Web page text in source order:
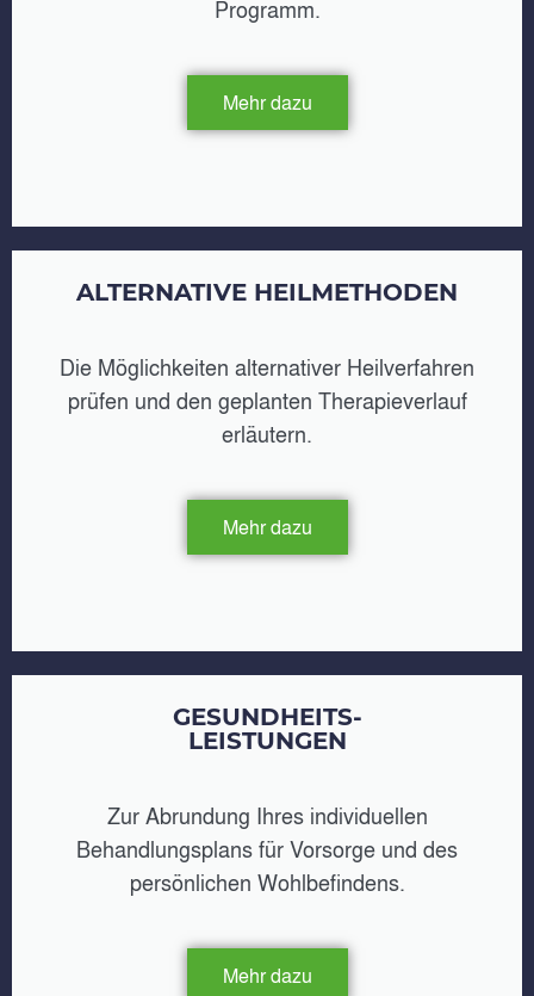
Programm.
Mehr dazu
ALTERNATIVE HEILMETHODEN
Die Möglichkeiten alternativer Heilverfahren
prüfen und den geplanten Therapieverlauf
erläutern.
Mehr dazu
GESUNDHEITS-
LEISTUNGEN
Zur Abrundung Ihres individuellen
Behandlungsplans für Vorsorge und des
persönlichen Wohlbefindens.
Mehr dazu